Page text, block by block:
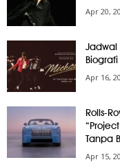
Apr 20,
Jadwal
Apr 16,
Rolls-
Tanpa
Apr 15,